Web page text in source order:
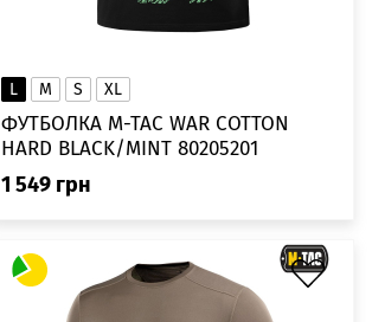
L M S XL
ФУТБОЛКА M-TAC WAR COTTON
HARD BLACK/MINT 80205201
1 549 грн